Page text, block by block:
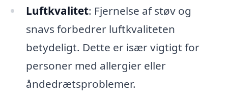
Luftkvalitet: Fjernelse af støv og
snavs forbedrer luftkvaliteten
betydeligt. Dette er især vigtigt for
personer med allergier eller
åndedrætsproblemer.